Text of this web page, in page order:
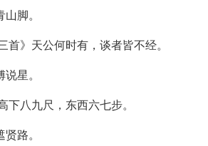
脚。
首》天公何时有，谈者皆不经。
星。
下八九尺，东西六七步。
路。